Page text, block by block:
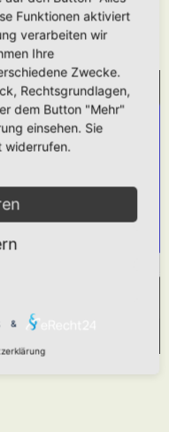
die[media]Tags verwendet
UM
ZU LADEN!
Service kann
Bitte lesen
Sie der
dieses Video
Platform
Funktionen aktiviert
verarbeiten wir
Ihre
Zwecke.
Rechtsgrundlagen,
dem Button "Mehr"
einsehen. Sie
widerrufen.
&